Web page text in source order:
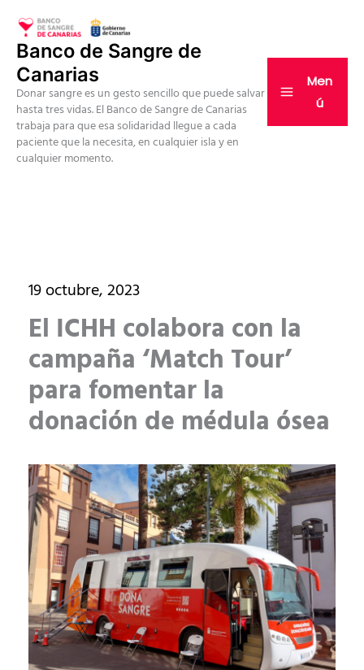
contenido
Banco de Sangre de
Canarias
Donar sangre es un gesto sencillo que puede salvar
hasta tres vidas. El Banco de Sangre de Canarias
trabaja para que esa solidaridad llegue a cada
paciente que la necesita, en cualquier isla y en
cualquier momento.
Men
ú
19 octubre, 2023
El ICHH colabora con la
campaña ‘Match Tour’
para fomentar la
donación de médula ósea